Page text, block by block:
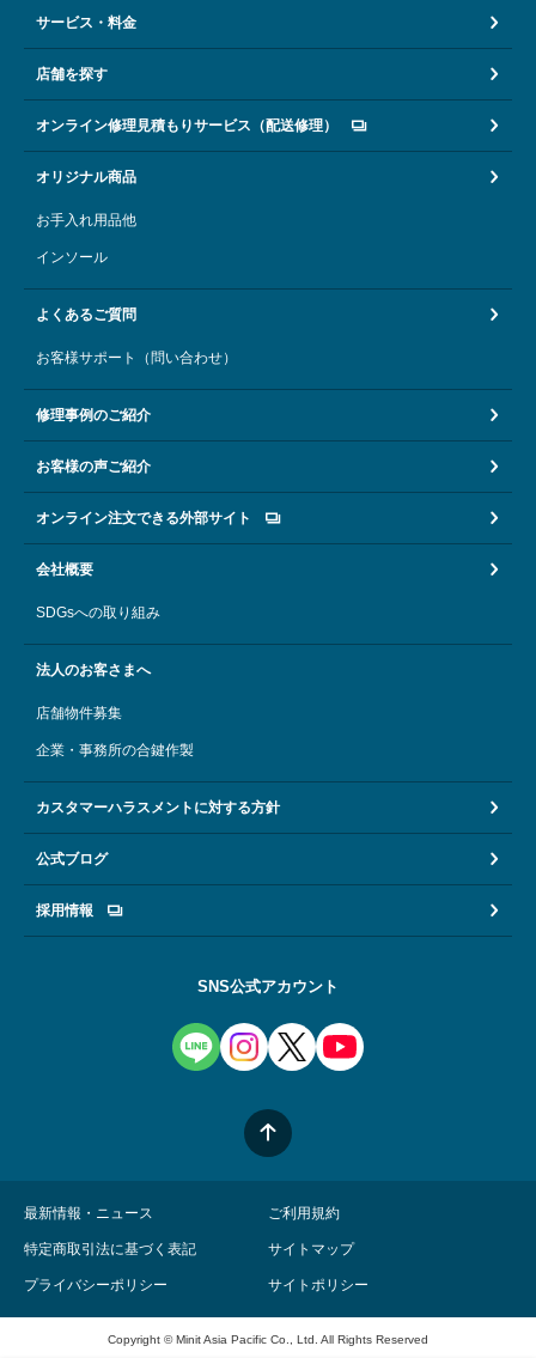
サービス・料金
店舗を探す
オンライン修理見積もりサービス（配送修理）
オリジナル商品
お手入れ用品他
インソール
よくあるご質問
お客様サポート（問い合わせ）
修理事例のご紹介
お客様の声ご紹介
オンライン注文できる外部サイト
会社概要
SDGsへの取り組み
法人のお客さまへ
店舗物件募集
企業・事務所の合鍵作製
カスタマーハラスメントに対する方針
公式ブログ
採用情報
SNS公式アカウント
最新情報・ニュース ご利用規約
特定商取引法に基づく表記 サイトマップ
プライバシーポリシー サイトポリシー
Copyright © Minit Asia Pacific Co., Ltd. All Rights Reserved